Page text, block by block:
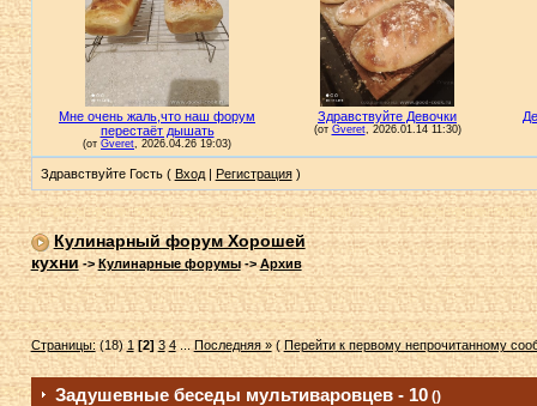
Здравствуйте Гость ( Вход| Регистрация)
Кулинарный форум Хорошей
кухни->Кулинарные форумы->Архив
Страницы:(18)1 [2] 3 4...Последняя »( Перейти к первому непрочитанному
Задушевные беседы мультиваровцев - 10()